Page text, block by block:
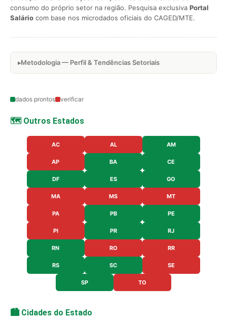
consumo do próprio setor na região. Pesquisa exclusiva Portal
Salário com base nos microdados oficiais do CAGED/MTE.
Metodologia — Perfil & Tendências Setoriais
dados prontos verificar
🗺️ Outros Estados
AC AL AM
AP BA CE
DF ES GO
MA MS MT
PA PB PE
PI PR RJ
RN RO RR
RS SC SE
SP TO
🏙️ Cidades do Estado